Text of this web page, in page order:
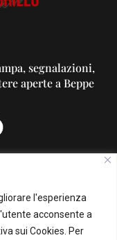
l'esperienza
acconsente a
sui Cookies. Per
segnalazioni,
aperte a Beppe
PUBBLICITA'
su questo Blog: